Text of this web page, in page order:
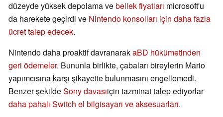
düzeyde yüksek depolama vebellek fiyatları microsoft'u
da harekete geçirdi ve Nintendo konsolları için daha fazla
ücret talep edecek.
Nintendo daha proaktif davranarakaBD hükümetinden
geri ödemeler. Bununla birlikte, çabaları bireylerin Mario
yapımcısına karşı şikayette bulunmasını engellemedi.
Benzer şekildeSony davasıiçin tazminat talep ediyorlar
daha pahalı Switch el bilgisayarı ve aksesuarları.